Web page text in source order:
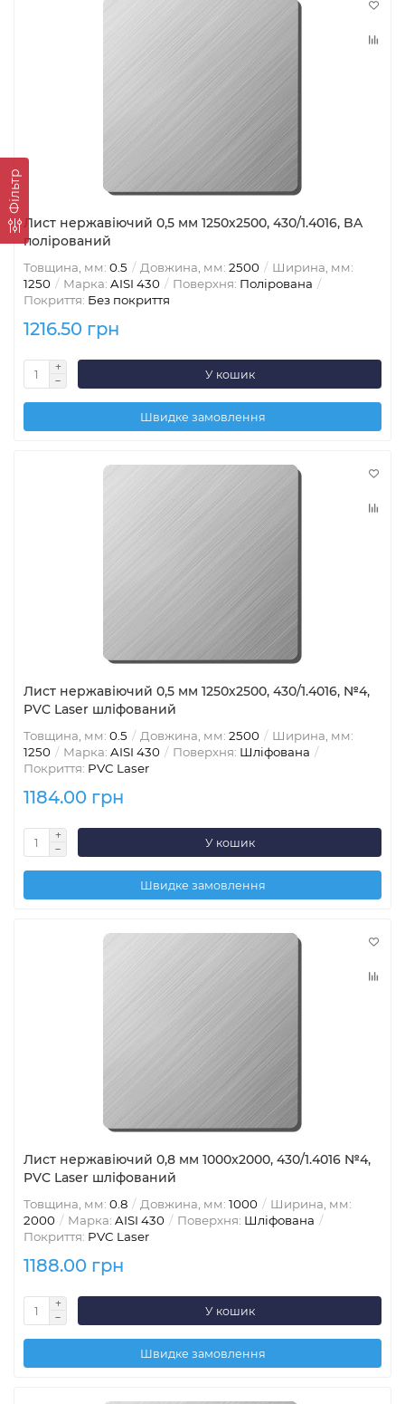
Фільтр
Лист нержавіючий 0,5 мм 1250х2500, 430/1.4016, BA
полірований
Товщина, мм: 0.5 Довжина, мм: 2500
Ширина, мм:
1250
Марка: AISI 430 Поверхня: Полірована
Покриття: Без покриття
1216.50 грн
У кошик
Швидке замовлення
Лист нержавіючий 0,5 мм 1250х2500, 430/1.4016, №4,
PVC Laser шліфований
Товщина, мм: 0.5 Довжина, мм: 2500
Ширина, мм:
1250
Марка: AISI 430 Поверхня: Шліфована
Покриття: PVC Laser
1184.00 грн
У кошик
Швидке замовлення
Лист нержавіючий 0,8 мм 1000x2000, 430/1.4016 №4,
PVC Laser шліфований
Товщина, мм: 0.8 Довжина, мм: 1000
Ширина, мм:
2000
Марка: AISI 430 Поверхня: Шліфована
Покриття: PVC Laser
1188.00 грн
У кошик
Швидке замовлення